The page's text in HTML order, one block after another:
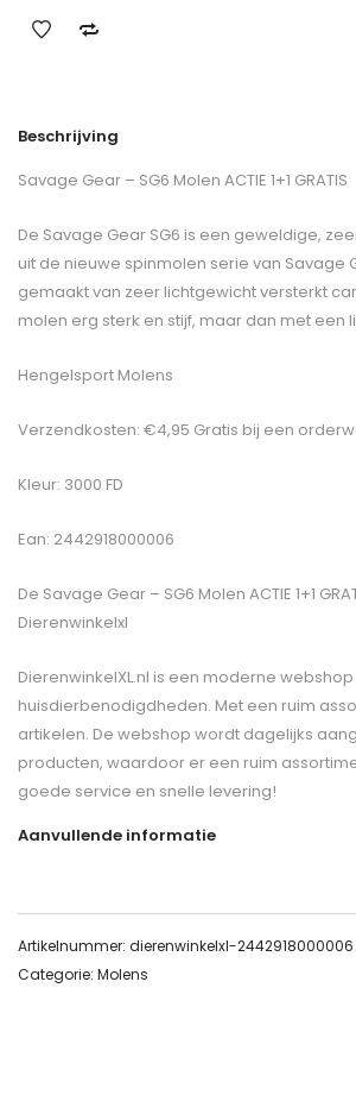
Beschrijving
Savage Gear – SG6 Molen ACTIE 1+1 GRATIS
De Savage Gear SG6 is een geweldige,
uit de nieuwe spinmolen serie van Savage
gemaakt van zeer lichtgewicht versterkt
molen erg sterk en stijf, maar dan met een
Hengelsport Molens
Verzendkosten: €4,95 Gratis bij een
Kleur: 3000 FD
Ean: 2442918000006
De Savage Gear – SG6 Molen ACTIE 1+1
Dierenwinkelxl
DierenwinkelXL.nl is een moderne
huisdierbenodigdheden. Met een ruim
artikelen. De webshop wordt dagelijks
producten, waardoor er een ruim
goede service en snelle levering!
Aanvullende informatie
Artikelnummer: dierenwinkelxl-2442918000006
Categorie: Molens